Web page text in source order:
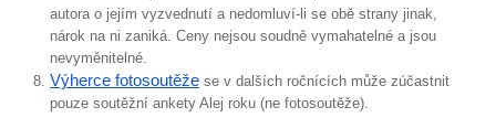
autora o jejím vyzvednutí a nedomluví-li se obě strany jinak,
nárok na ni zaniká. Ceny nejsou soudně vymahatelné a jsou
nevyměnitelné.
Výherce fotosoutěže se v dalších ročnících může zúčastnit
pouze soutěžní ankety Alej roku (ne fotosoutěže).